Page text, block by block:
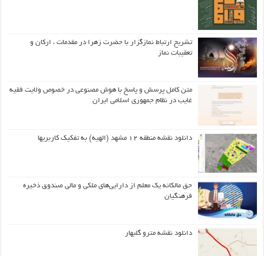
تشریح ارتباط نمازگزار با حضرت زهرا در مقدمات ، ارکان و
تعقیبات نماز
متن کامل پرسش و پاسخ با هوش مصنوعی در خصوص ولایت فقیه
غایب در نظام جمهوری اسلامی ایران
دانلود نقشه منطقه ۱۲ مشهد (الهیه) به تفکیک کاربریها
حق مالکانه یک معلم از دارایی‌های ملکی و مالی صندوق ذخیره
فرهنگیان
دانلود نقشه مترو گلبهار